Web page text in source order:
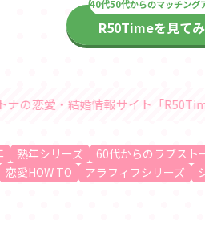
R50Timeを見て
サイト「R50Timeラブストーリー
熟年シリーズ
60代からのラブスト
恋愛HOW TO アラフィフシリーズ